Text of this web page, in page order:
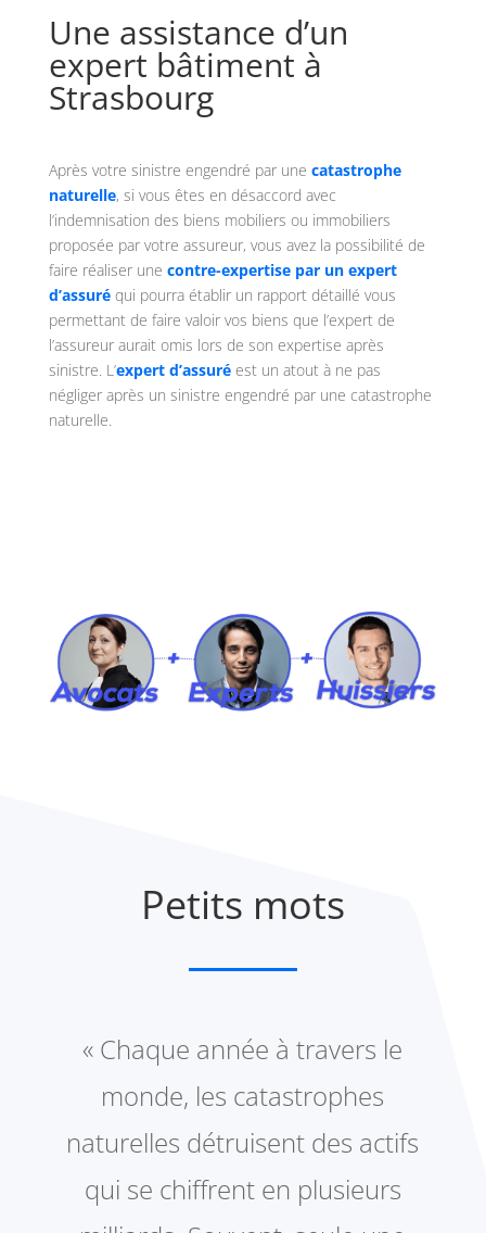
Une assistance d’un
expert bâtiment à
Strasbourg
Après votre sinistre engendré par une catastrophe
naturelle, si vous êtes en désaccord avec
l’indemnisation des biens mobiliers ou immobiliers
proposée par votre assureur, vous avez la possibilité de
faire réaliser une contre-expertise par un expert
d’assuréqui pourra établir un rapport détaillé vous
permettant de faire valoir vos biens que l’expert de
l’assureur aurait omis lors de son expertise après
sinistre. L’expert d’assuréest un atout à ne pas
négliger après un sinistre engendré par une catastrophe
naturelle.
Petits mots
« Chaque année à travers le
monde, les catastrophes
naturelles détruisent des actifs
qui se chiffrent en plusieurs